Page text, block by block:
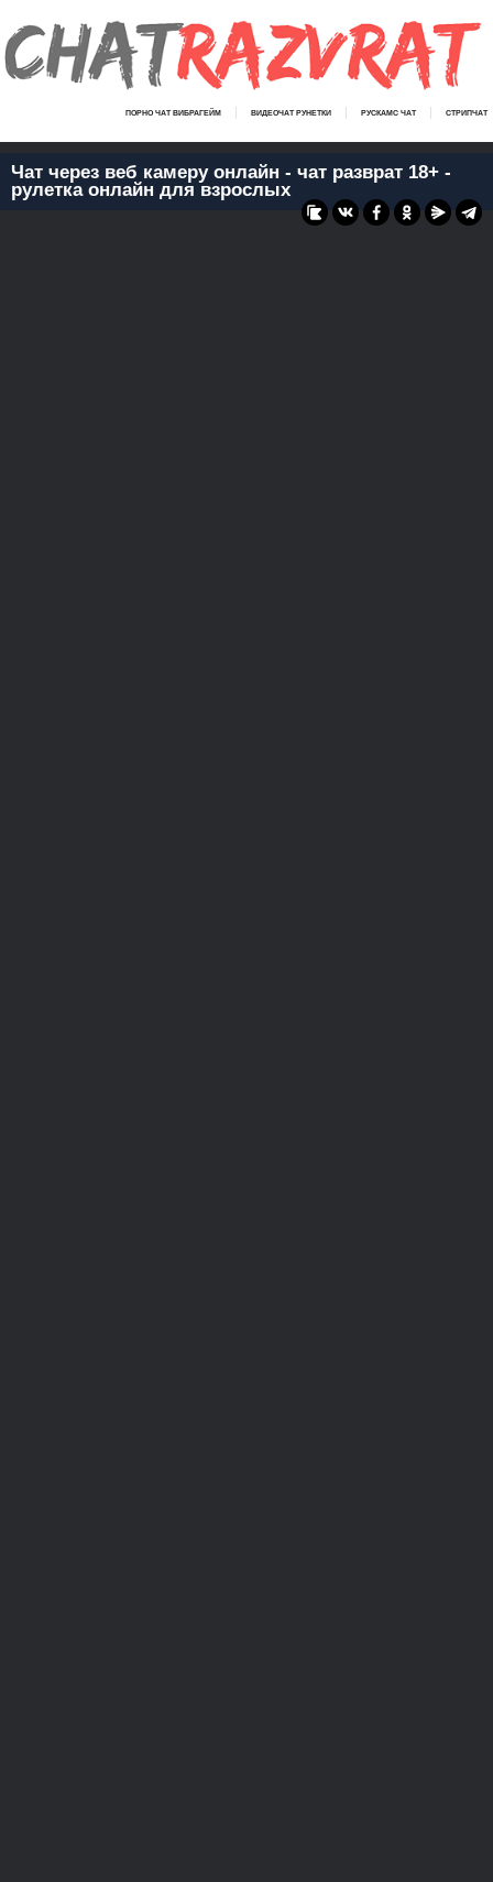
ПОРНО ЧАТ ВИБРАГЕЙМ ВИДЕОЧАТ РУНЕТКИ РУСКАМС ЧАТ СТРИПЧАТ
Чат через веб камеру онлайн - чат разврат 18+ -
рулетка онлайн для взрослых